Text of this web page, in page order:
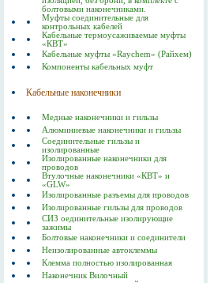
болтовыми наконечниками.
Муфты соединительные для
контрольных кабелей
Кабельные термоусаживаемые муфты
«КВТ»
Кабельные муфты «Raychem» (Райхем)
Компоненты кабельных муфт
Кабельные наконечники
Медные наконечники и гильзы
Алюминиевые наконечники и гильзы
Соединительные гильзы и
изолированные
Изолированные наконечники для
проводов
Втулочные наконечники «КВТ» и
«GLW»
Изолированные разъемы для проводов
Изолированные гильзы для проводов
СИЗ оединительные изолирующие
зажимы
Болтовые наконечники и соединители
Неизолированные автоклеммы
Клемма полностью изолированная
Наконечник Вилочный